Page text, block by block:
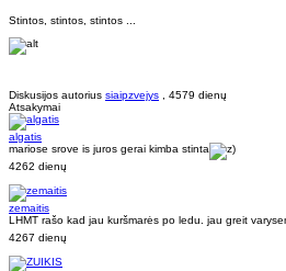
Stintos, stintos, stintos ...
Diskusijos autorius siaipzvejys , 4579 dienų
Atsakymai
algatis
mariose srove is juros gerai kimba stinta
4262 dienų
zemaitis
LHMT rašo kad jau kuršmarės po ledu. jau greit
4267 dienų